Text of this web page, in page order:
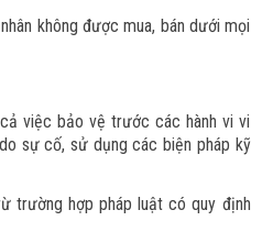
không được mua, bán dưới mọi
việc bảo vệ trước các hành vi vi
sự cố, sử dụng các biện pháp kỹ
trường hợp pháp luật có quy định